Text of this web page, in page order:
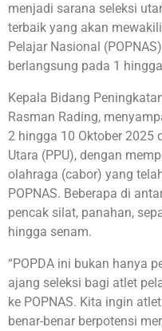
menjadi sarana seleksi
terbaik yang akan
Pelajar Nasional
berlangsung pada 1
Kepala Bidang
Rasman Rading,
2 hingga 10 Oktober 2025
Utara (PPU), dengan
olahraga (cabor) yang
POPNAS. Beberapa di
pencak silat, panahan,
hingga senam.
“POPDA ini bukan hanya
ajang seleksi bagi atlet
ke POPNAS. Kita ingin
benar-benar berpotensi